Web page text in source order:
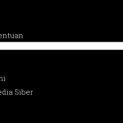
Siber